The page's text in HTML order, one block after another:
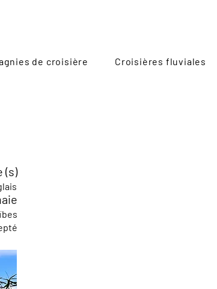
de croisière Croisières fluviales
(s)